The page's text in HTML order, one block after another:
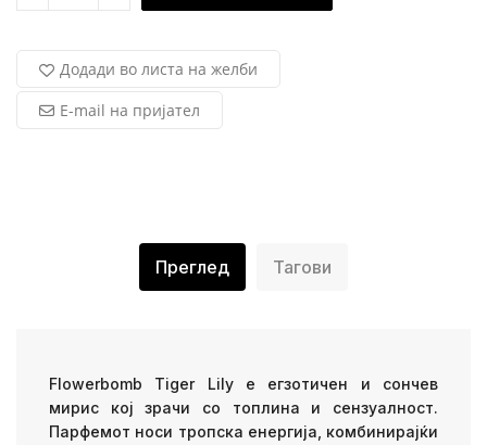
Додади во листа на желби
E-mail на пријател
Преглед Тагови
Flowerbomb Tiger Lily е егзотичен и сончев
мирис кој зрачи со топлина и сензуалност.
Парфемот носи тропска енергија, комбинирајќи